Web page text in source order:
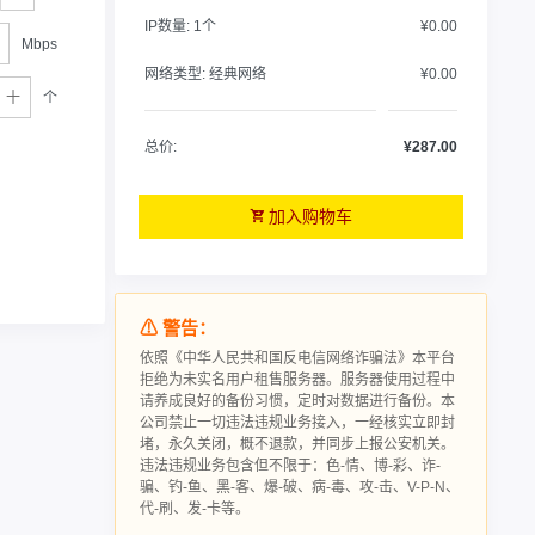
Mbps
个
IP数量: 1个 ¥0.00
网络类型: 经典网络 ¥0.00
总价: ¥287.00
加入购物车
⚠ 警告：
依照《中华人民共和国反电信网络诈骗法》本平台
拒绝为未实名用户租售服务器。服务器使用过程中
请‮成养‬良好的备‮习份‬惯，定时对数据进行‮份备‬。本
公司禁止一切违法违规业务接入，一经核实立即封
堵，永久关闭，概不退款，并同步上报公安机关。
违法违规业务包含但不限于：色-情、博-彩、诈-
骗、钓-鱼、黑-客、爆-破、病-毒、攻-击、V-P-N、
代-刷、发-卡等。